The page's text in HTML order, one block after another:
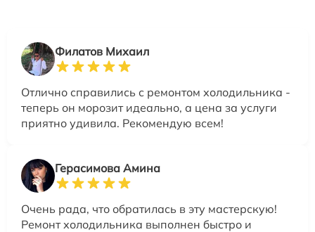
Филатов Михаил
Отлично справились с ремонтом холодильника -
теперь он морозит идеально, а цена за услуги
приятно удивила. Рекомендую всем!
Герасимова Амина
Очень рада, что обратилась в эту мастерскую!
Ремонт холодильника выполнен быстро и